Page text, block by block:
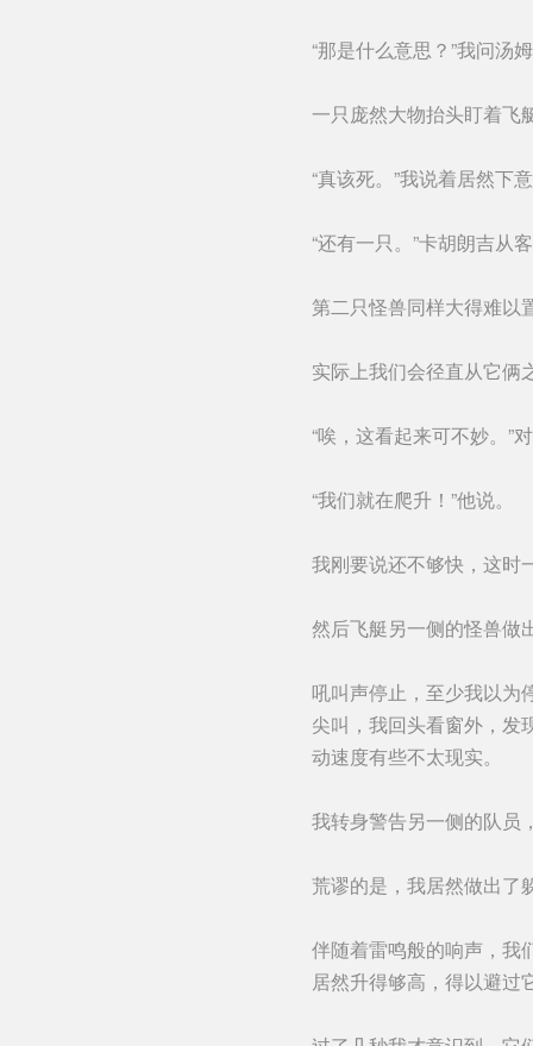
“那是什么意思？”我问汤
一只庞然大物抬头盯着飞
“真该死。”我说着居然下
“还有一只。”卡胡朗吉从
第二只怪兽同样大得难以
实际上我们会径直从它俩
“唉，这看起来可不妙。”
“我们就在爬升！”他说。
我刚要说还不够快，这时
然后飞艇另一侧的怪兽做
吼叫声停止，至少我以为
尖叫，我回头看窗外，发
动速度有些不太现实。
我转身警告另一侧的队员
荒谬的是，我居然做出了
伴随着雷鸣般的响声，我
居然升得够高，得以避过